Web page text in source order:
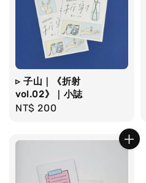
▹ 子山｜《折射
vol.02》｜小誌
Regular
NT$ 200